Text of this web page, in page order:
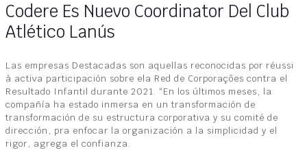
Codere Es Nuevo Coordinator Del Club
Atlético Lanús
Las empresas Destacadas son aquellas reconocidas por réussi
à activa participación sobre ela Red de Corporações contra el
Resultado Infantil durante 2021. “En los últimos meses, la
compañía ha estado inmersa en un transformación de
transformación de su estructura corporativa y su comité de
dirección, pra enfocar la organización a la simplicidad y el
rigor, agrega el confianza.